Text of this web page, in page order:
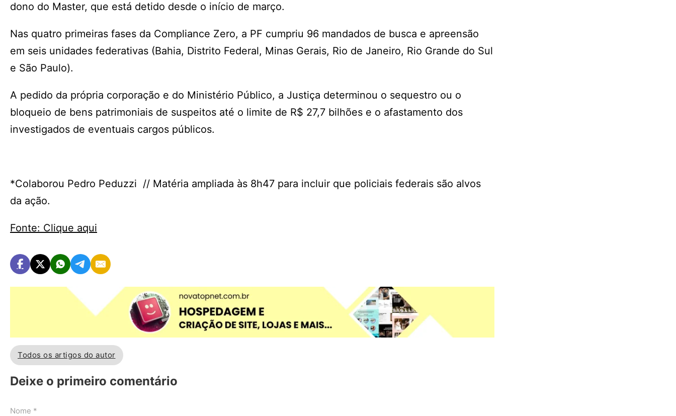
dono do Master, que está detido desde o início de março.
Nas quatro primeiras fases da Compliance Zero, a PF cumpriu 96 mandados de busca e apreensão
em seis unidades federativas (Bahia, Distrito Federal, Minas Gerais, Rio de Janeiro, Rio Grande do Sul
e São Paulo).
A pedido da própria corporação e do Ministério Público, a Justiça determinou o sequestro ou o
bloqueio de bens patrimoniais de suspeitos até o limite de R$ 27,7 bilhões e o afastamento dos
investigados de eventuais cargos públicos.
*Colaborou Pedro Peduzzi // Matéria ampliada às 8h47 para incluir que policiais federais são alvos
da ação.
Fonte: Clique aqui
Todos os artigos do autor
Deixe o primeiro comentário
Nome *